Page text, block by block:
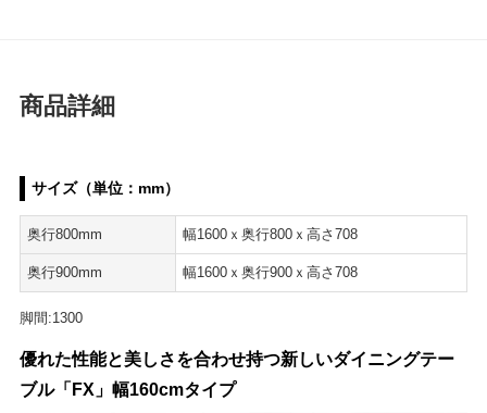
商品詳細
サイズ（単位：mm）
奥行800mm 幅1600ｘ奥行800ｘ高さ708
奥行900mm 幅1600ｘ奥行900ｘ高さ708
脚間:1300
優れた性能と美しさを合わせ持つ新しいダイニングテー
ブル「FX」幅160cmタイプ